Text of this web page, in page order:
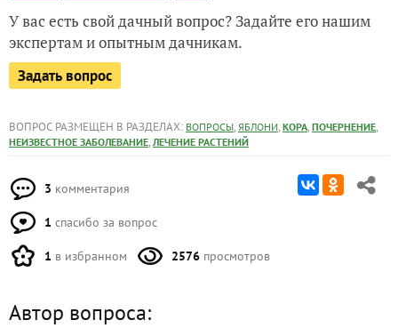
У вас есть свой дачный вопрос? Задайте его нашим
экспертам и опытным дачникам.
Задать вопрос
ВОПРОС РАЗМЕЩЕН В РАЗДЕЛАХ: ВОПРОСЫ, ЯБЛОНИ, КОРА, ПОЧЕРНЕНИЕ,
НЕИЗВЕСТНОЕ ЗАБОЛЕВАНИЕ, ЛЕЧЕНИЕ РАСТЕНИЙ
3 комментария
1 спасибо за вопрос
1 в избранном 2576 просмотров
Автор вопроса: